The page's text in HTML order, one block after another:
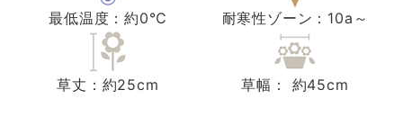
最低温度：約0℃ 耐寒性ゾーン：10a～
草丈：約25cm 草幅： 約45cm